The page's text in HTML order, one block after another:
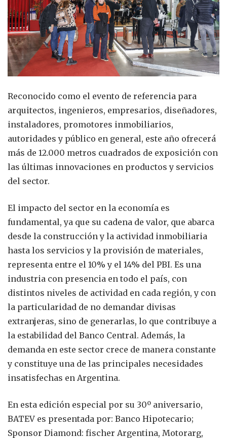
Reconocido como el evento de referencia para
arquitectos, ingenieros, empresarios, diseñadores,
instaladores, promotores inmobiliarios,
autoridades y público en general, este año ofrecerá
más de 12.000 metros cuadrados de exposición con
las últimas innovaciones en productos y servicios
del sector.
El impacto del sector en la economía es
fundamental, ya que su cadena de valor, que abarca
desde la construcción y la actividad inmobiliaria
hasta los servicios y la provisión de materiales,
representa entre el 10% y el 14% del PBI. Es una
industria con presencia en todo el país, con
distintos niveles de actividad en cada región, y con
la particularidad de no demandar divisas
extranjeras, sino de generarlas, lo que contribuye a
la estabilidad del Banco Central. Además, la
demanda en este sector crece de manera constante
y constituye una de las principales necesidades
insatisfechas en Argentina.
En esta edición especial por su 30º aniversario,
BATEV es presentada por: Banco Hipotecario;
Sponsor Diamond: fischer Argentina, Motorarg,